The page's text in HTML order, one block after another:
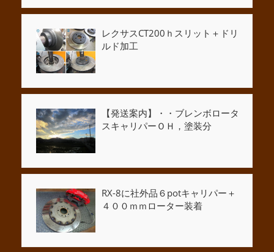
レクサスCT200ｈスリット＋ドリ
ルド加工
【発送案内】・・ブレンボロータ
スキャリパーＯＨ，塗装分
RX-8に社外品６potキャリパー＋
４００ｍｍローター装着